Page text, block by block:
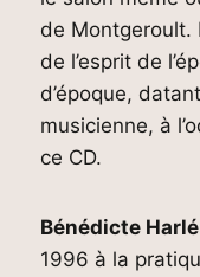
de Montgeroult.
de l’esprit de
d’époque,
musicienne, à
ce CD.
Bénédicte Harlé
1996 à la